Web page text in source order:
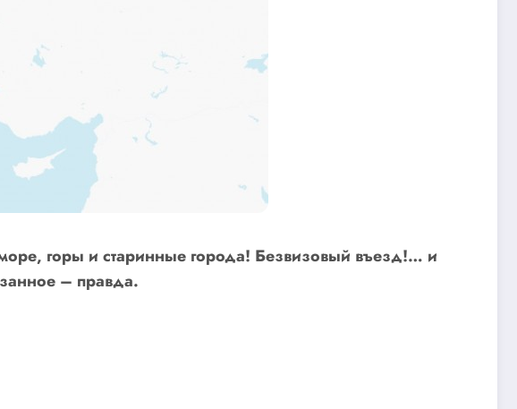
горы и старинные города! Безвизовый въезд!… и
– правда.